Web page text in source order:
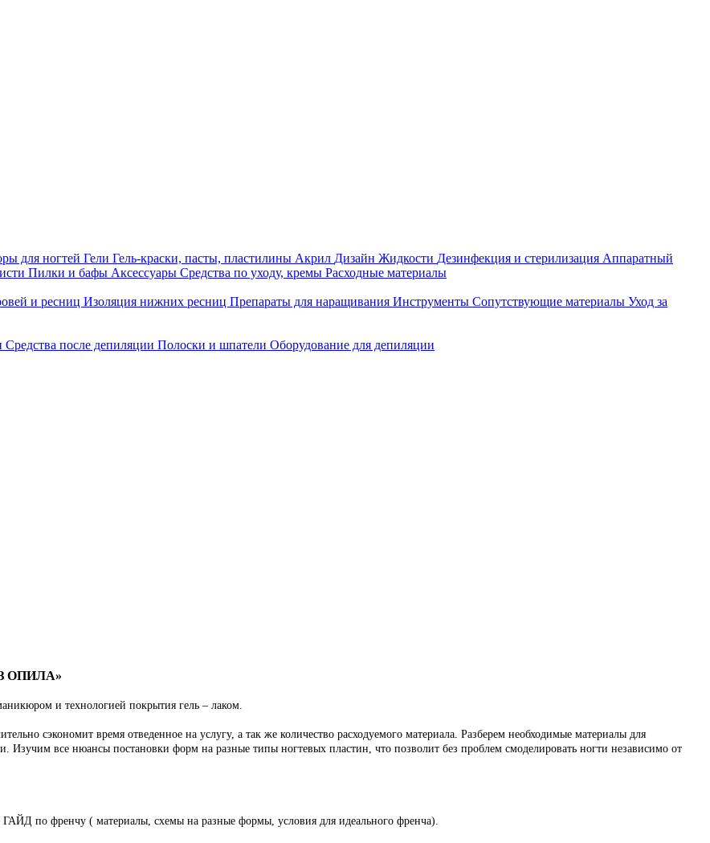
для ногтей Гели Гель-краски, пасты, пластилины Акрил Дизайн Жидкости Дезинфекция и стерилизация Аппаратный
Пилки и бафы Аксессуары Средства по уходу, кремы Расходные материалы
и ресниц Изоляция нижних ресниц Препараты для наращивания Инструменты Сопутствующие материалы Уход за
Средства после депиляции Полоски и шпатели Оборудование для депиляции
ОПИЛА»
и технологией покрытия гель – лаком.
сэкономит время отведенное на услугу, а так же количество расходуемого материала. Разберем необходимые материалы для
Изучим все нюансы постановки форм на разные типы ногтевых пластин, что позволит без проблем смоделировать ногти независимо от
по френчу ( материалы, схемы на разные формы, условия для идеального френча).